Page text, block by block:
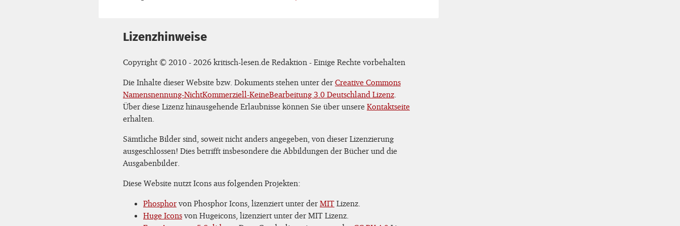
Lizenzhinweise
Copyright © 2010 - 2026 kritisch-lesen.de Redaktion - Einige Rechte vorbehalten
Die Inhalte dieser Website bzw. Dokuments stehen unter der Creative Commons
Namensnennung-NichtKommerziell-KeineBearbeitung 3.0 Deutschland Lizenz.
Über diese Lizenz hinausgehende Erlaubnisse können Sie über unsere Kontaktseite
erhalten.
Sämtliche Bilder sind, soweit nicht anders angegeben, von dieser Lizenzierung
ausgeschlossen! Dies betrifft insbesondere die Abbildungen der Bücher und die
Ausgabenbilder.
Diese Website nutzt Icons aus folgenden Projekten:
Phosphor von Phosphor Icons, lizenziert unter der MIT Lizenz.
Huge Icons von Hugeicons, lizenziert unter der MIT Lizenz.